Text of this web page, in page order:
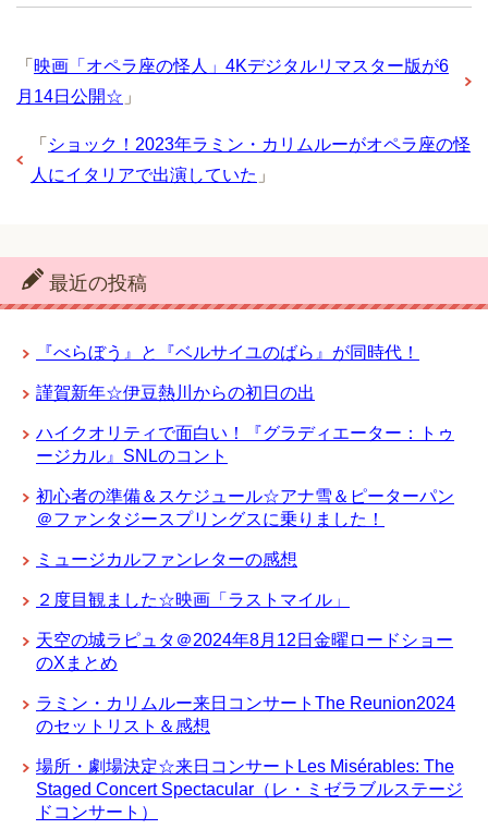
「 映画「オペラ座の怪人」4Kデジタルリマスター版が6
月14日公開☆ 」
「 ショック！2023年ラミン・カリムルーがオペラ座の怪
人にイタリアで出演していた 」
最近の投稿
『べらぼう』と『ベルサイユのばら』が同時代！
謹賀新年☆伊豆熱川からの初日の出
ハイクオリティで面白い！『グラディエーター：トゥ
ージカル』SNLのコント
初心者の準備＆スケジュール☆アナ雪＆ピーターパン
＠ファンタジースプリングスに乗りました！
ミュージカルファンレターの感想
２度目観ました☆映画「ラストマイル」
天空の城ラピュタ＠2024年8月12日金曜ロードショー
のXまとめ
ラミン・カリムルー来日コンサートThe Reunion2024
のセットリスト＆感想
場所・劇場決定☆来日コンサートLes Misérables: The
Staged Concert Spectacular（レ・ミゼラブルステージ
ドコンサート）